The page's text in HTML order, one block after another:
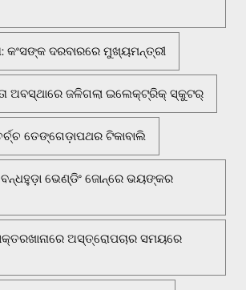
କଂସଙ୍କ ଦରବାରରେ ମୁଖ୍ୟମନ୍ତ୍ରୀ
ଅବସ୍ଥାରେ ଜଳିଗଲା ଇଲେକ୍ଟ୍ରିକ୍ ସ୍କୁଟର୍
ତେଙ୍ଗେଡ଼ାପଥର ଟିକାବାଲି
ଭେଣ୍ଡିଂ ଜୋନ୍‌ରେ ଭୟଙ୍କର
ଅସ୍ତ୍ରୋପଚାର ସମୟରେ